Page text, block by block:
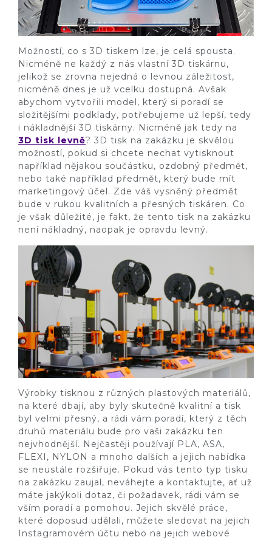
Možností, co s 3D tiskem lze, je celá spousta.
Nicméně ne každý z nás vlastní 3D tiskárnu,
jelikož se zrovna nejedná o levnou záležitost,
nicméně dnes je už vcelku dostupná. Avšak
abychom vytvořili model, který si poradí se
složitějšími podklady, potřebujeme už lepší, tedy
i nákladnější 3D tiskárny. Nicméně jak tedy na
3D tisk levně? 3D tisk na zakázku je skvělou
možností, pokud si chcete nechat vytisknout
například nějakou součástku, ozdobný předmět,
nebo také například předmět, který bude mít
marketingový účel. Zde váš vysněný předmět
bude v rukou kvalitních a přesných tiskáren. Co
je však důležité, je fakt, že tento tisk na zakázku
není nákladný, naopak je opravdu levný.
Výrobky tisknou z různých plastových materiálů,
na které dbají, aby byly skutečně kvalitní a tisk
byl velmi přesný, a rádi vám poradí, který z těch
druhů materiálu bude pro vaši zakázku ten
nejvhodnější. Nejčastěji používají PLA, ASA,
FLEXI, NYLON a mnoho dalších a jejich nabídka
se neustále rozšiřuje. Pokud vás tento typ tisku
na zakázku zaujal, neváhejte a kontaktujte, ať už
máte jakýkoli dotaz, či požadavek, rádi vám se
vším poradí a pomohou. Jejich skvělé práce,
které doposud udělali, můžete sledovat na jejich
Instagramovém účtu nebo na jejich webové